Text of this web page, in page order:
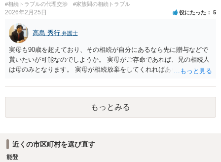
#相続トラブルの代理交渉
#家族間の相続トラブル
2026年2月25日 役にたった 5
高島 秀行 弁護士
実母も90歳を超えており、その相続が自分にあるなら先に贈与などで
貰いたいが可能なのでしようか。 実母がご存命であれば、兄の相続人
は母のみとなります。 実母が相続放棄をしてくれればあなた方兄弟及
ないと思います。
もっとみる
近くの市区町村を選び直す
能登